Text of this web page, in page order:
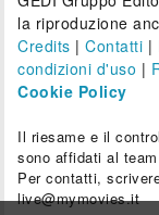
la riproduzione
Credits |Contatti |
condizioni d'uso |
Cookie Policy
Il riesame e il
sono affidati al
Per contatti,
live@mymovies.it